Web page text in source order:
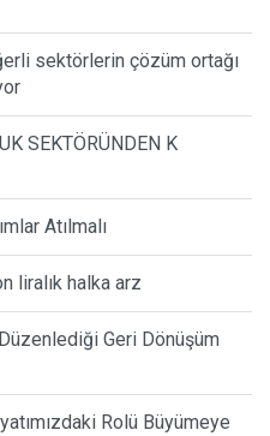
sektörlerin çözüm ortağı
SEKTÖRÜNDEN K
Atılmalı
liralık halka arz
Geri Dönüşüm
Rolü Büyümeye